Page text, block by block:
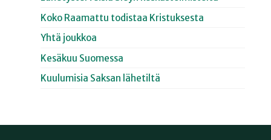
Koko Raamattu todistaa Kristuksesta
Yhtä joukkoa
Kesäkuu Suomessa
Kuulumisia Saksan lähetiltä